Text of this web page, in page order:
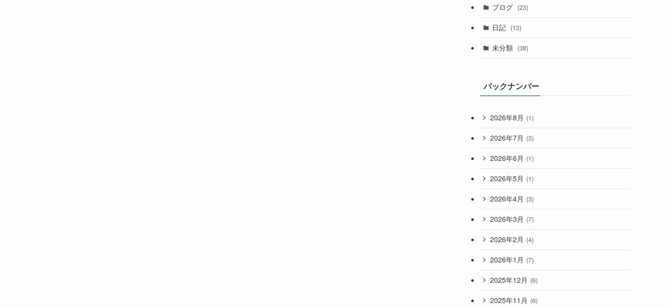
ブログ (23)
日記 (13)
未分類 (38)
バックナンバー
2026年8月 (1)
2026年7月 (3)
2026年6月 (1)
2026年5月 (1)
2026年4月 (3)
2026年3月 (7)
2026年2月 (4)
2026年1月 (7)
2025年12月 (6)
2025年11月 (6)